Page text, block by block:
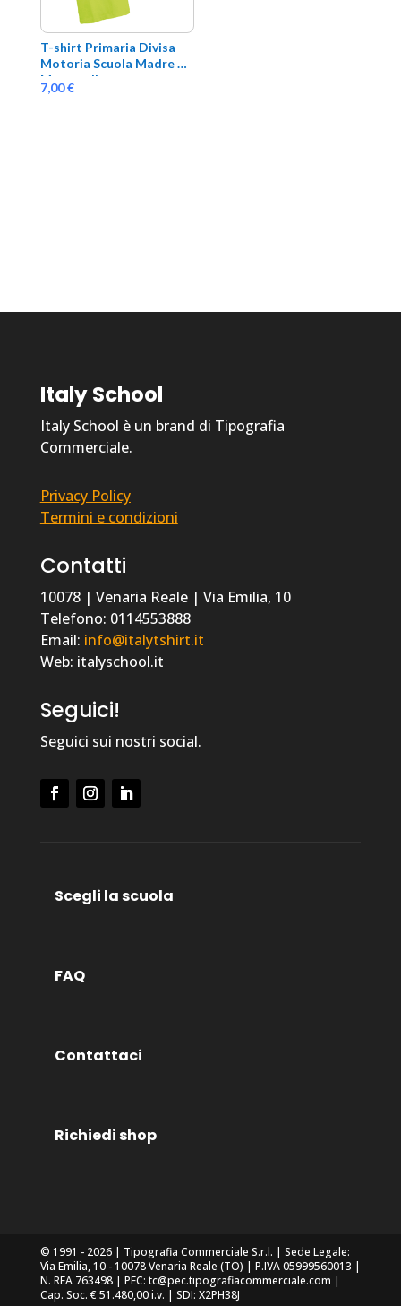
T-shirt Primaria Divisa
Motoria Scuola Madre
Mazzarello
7,00€
Italy School
Italy School è un brand di Tipografia
Commerciale.
Privacy Policy
Termini e condizioni
Contatti
10078 | Venaria Reale | Via Emilia, 10
Telefono: 0114553888
Email: info@italytshirt.it
Web: italyschool.it
Seguici!
Seguici sui nostri social.
Scegli la scuola
FAQ
Contattaci
Richiedi shop
© 1991 - 2026 | Tipografia Commerciale S.r.l. | Sede Legale:
Via Emilia, 10 - 10078 Venaria Reale (TO) | P.IVA 05999560013 |
N. REA 763498 | PEC: tc@pec.tipografiacommerciale.com |
Cap. Soc. € 51.480,00 i.v. | SDI: X2PH38J